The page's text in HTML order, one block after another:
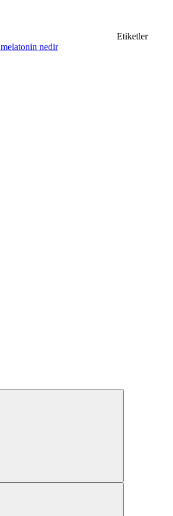
Etiketler
melatonin nedir